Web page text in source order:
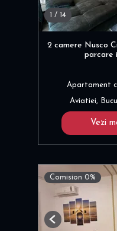
1 / 14
2 camere Nusco
parcare
Apartament
Aviatiei,
Vezi
Comision 0%
Previous